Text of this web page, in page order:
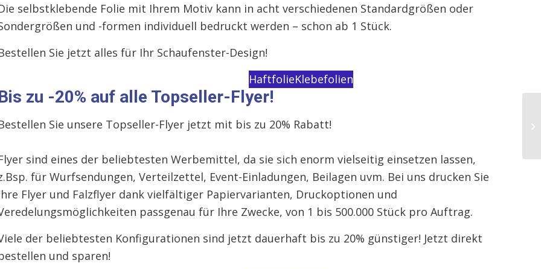
selbstklebende Folie mit Ihrem Motiv kann in acht verschiedenen Standardgrößen oder
und -formen individuell bedruckt werden – schon ab 1 Stück.
Sie jetzt alles für Ihr Schaufenster-Design!
HaftfolieKlebefolien
zu -20% auf alle Topseller-Flyer!
Sie unsere Topseller-Flyer jetzt mit bis zu 20% Rabatt!
sind eines der beliebtesten Werbemittel, da sie sich enorm vielseitig einsetzen lassen,
für Wurfsendungen, Verteilzettel, Event-Einladungen, Beilagen uvm. Bei uns drucken Sie
Flyer und Falzflyer dank vielfältiger Papiervarianten, Druckoptionen und
passgenau für Ihre Zwecke, von 1 bis 500.000 Stück pro Auftrag.
der beliebtesten Konfigurationen sind jetzt dauerhaft bis zu 20% günstiger! Jetzt direkt
und sparen!